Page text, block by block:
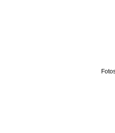
Fotos auf dieser